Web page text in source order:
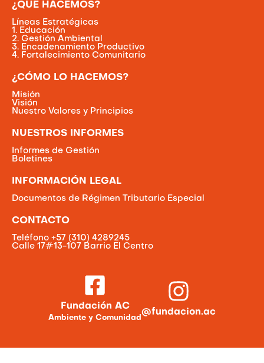
¿QUÉ HACEMOS?
Líneas Estratégicas
1. Educación
2. Gestión Ambiental
3. Encadenamiento Productivo
4. Fortalecimiento Comunitario
¿CÓMO LO HACEMOS?
Misión
Visión
Nuestro Valores y Principios
NUESTROS INFORMES
Informes de Gestión
Boletines
INFORMACIÓN LEGAL
Documentos de Régimen Tributario Especial
CONTACTO
Teléfono +57 (310) 4289245
Calle 17#13-107 Barrio El Centro
Fundación AC
Ambiente y Comunidad
@fundacion.ac